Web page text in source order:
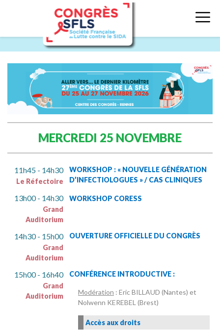
MERCREDI 25 NOVEMBRE
11h45 - 14h30
Le Réfectoire
WORKSHOP : « NOUVELLE GÉNÉRATION
D’INFECTIOLOGUES » / CAS CLINIQUES
13h00 - 14h30
Grand
Auditorium
WORKSHOP CORESS
14h30 - 15h00
Grand
Auditorium
OUVERTURE OFFICIELLE DU CONGRÈS
15h00 - 16h40
Grand
Auditorium
CONFÉRENCE INTRODUCTIVE :
Modération : Eric BILLAUD (Nantes) et
Nolwenn KEREBEL (Brest)
Accès aux droits